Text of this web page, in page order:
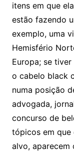
itens em que
estão fazendo
exemplo, uma
Hemisfério
Europa; se
o cabelo black
numa posição
advogada,
concurso de
tópicos em que
alvo, aparecem